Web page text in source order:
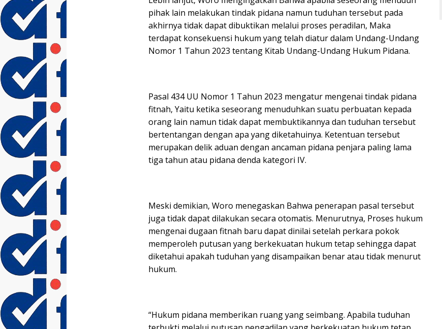
pihak lain melakukan tindak pidana namun tuduhan tersebut pada
akhirnya tidak dapat dibuktikan melalui proses peradilan, Maka
terdapat konsekuensi hukum yang telah diatur dalam Undang-Undang
Nomor 1 Tahun 2023 tentang Kitab Undang-Undang Hukum Pidana.
Pasal 434 UU Nomor 1 Tahun 2023 mengatur mengenai tindak pidana
fitnah, Yaitu ketika seseorang menuduhkan suatu perbuatan kepada
orang lain namun tidak dapat membuktikannya dan tuduhan tersebut
bertentangan dengan apa yang diketahuinya. Ketentuan tersebut
merupakan delik aduan dengan ancaman pidana penjara paling lama
tiga tahun atau pidana denda kategori IV.
Meski demikian, Woro menegaskan Bahwa penerapan pasal tersebut
juga tidak dapat dilakukan secara otomatis. Menurutnya, Proses hukum
mengenai dugaan fitnah baru dapat dinilai setelah perkara pokok
memperoleh putusan yang berkekuatan hukum tetap sehingga dapat
diketahui apakah tuduhan yang disampaikan benar atau tidak menurut
hukum.
“Hukum pidana memberikan ruang yang seimbang. Apabila tuduhan